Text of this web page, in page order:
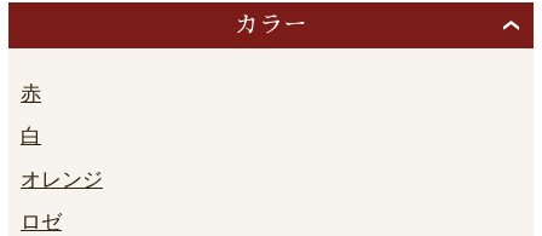
カラー
赤
白
オレンジ
ロゼ